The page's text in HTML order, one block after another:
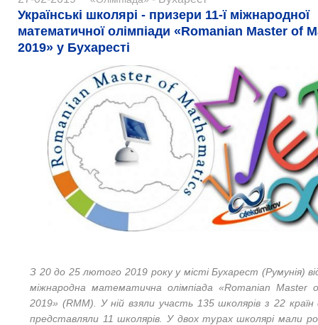
Українські школярі - призери 11-ї міжнародної
математичної олімпіади «Romanian Master of
2019» у Бухаресті
З 20 до 25 лютого 2019 року у місті Бухарест (Румунія)
міжнародна математична олімпіада «Romanian Master
2019» (RMM). У ній взяли участь 135 школярів з 22 країн
представляли 11 школярів. У двох турах школярі мали